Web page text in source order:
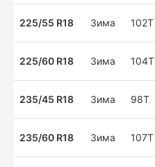
225/55 R18 Зима 102T
225/60 R18 Зима 104T
235/45 R18 Зима 98T
235/60 R18 Зима 107T